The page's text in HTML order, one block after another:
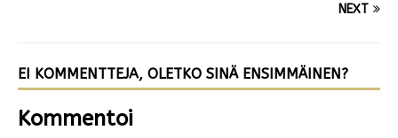
NEXT
EI KOMMENTTEJA, OLETKO SINÄ ENSIMMÄINEN?
Kommentoi